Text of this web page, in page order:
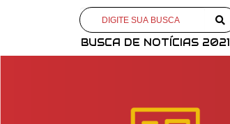
BUSCA DE NOTÍCIAS 2021